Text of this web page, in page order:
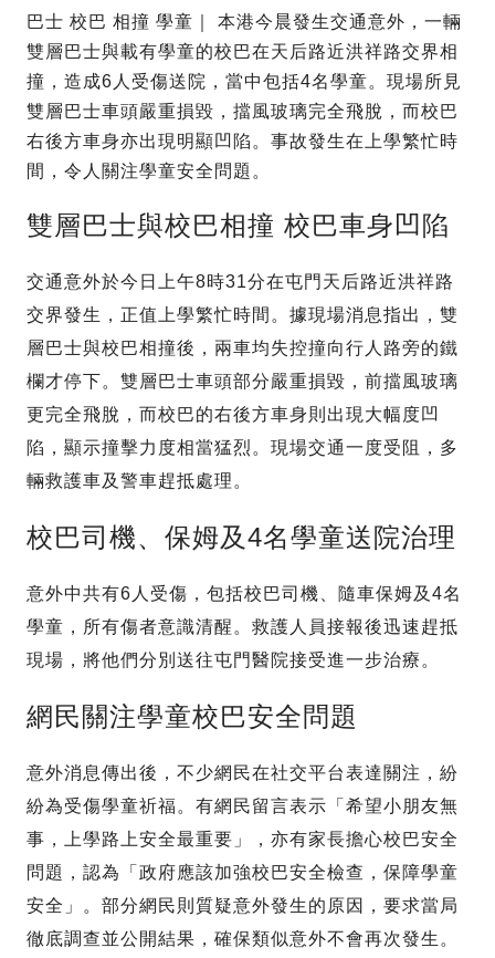
巴士 校巴 相撞 學童｜ 本港今晨發生交通意外，一輛
雙層巴士與載有學童的校巴在天后路近洪祥路交界相
撞，造成6人受傷送院，當中包括4名學童。現場所見
雙層巴士車頭嚴重損毀，擋風玻璃完全飛脫，而校巴
右後方車身亦出現明顯凹陷。事故發生在上學繁忙時
間，令人關注學童安全問題。
雙層巴士與校巴相撞 校巴車身凹陷
交通意外於今日上午8時31分在屯門天后路近洪祥路
交界發生，正值上學繁忙時間。據現場消息指出，雙
層巴士與校巴相撞後，兩車均失控撞向行人路旁的鐵
欄才停下。雙層巴士車頭部分嚴重損毀，前擋風玻璃
更完全飛脫，而校巴的右後方車身則出現大幅度凹
陷，顯示撞擊力度相當猛烈。現場交通一度受阻，多
輛救護車及警車趕抵處理。
校巴司機、保姆及4名學童送院治理
意外中共有6人受傷，包括校巴司機、隨車保姆及4名
學童，所有傷者意識清醒。救護人員接報後迅速趕抵
現場，將他們分別送往屯門醫院接受進一步治療。
網民關注學童校巴安全問題
意外消息傳出後，不少網民在社交平台表達關注，紛
紛為受傷學童祈福。有網民留言表示「希望小朋友無
事，上學路上安全最重要」，亦有家長擔心校巴安全
問題，認為「政府應該加強校巴安全檢查，保障學童
安全」。部分網民則質疑意外發生的原因，要求當局
徹底調查並公開結果，確保類似意外不會再次發生。